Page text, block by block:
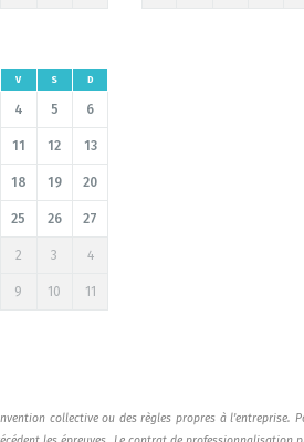
V S D
4 5 6
11 12 13
18 19 20
25 26 27
2 3 4
9 10 11
collective ou des règles propres à l’entreprise.